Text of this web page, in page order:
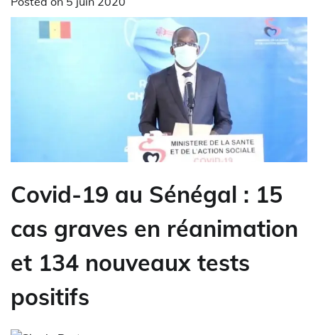
Covid-19 au Sénégal : 15
cas graves en réanimation
et 134 nouveaux tests
positifs